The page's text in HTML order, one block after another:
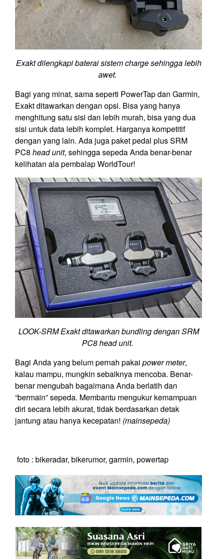
Exakt dilengkapi baterai sistem charge sehingga lebih
awet.
Bagi yang minat, sama seperti PowerTap dan Garmin,
Exakt ditawarkan dengan opsi. Bisa yang hanya
menghitung satu sisi dan lebih murah, bisa yang dua
sisi untuk data lebih komplet. Harganya kompetitif
dengan yang lain. Ada juga paket pedal plus SRM
PC8 head unit, sehingga sepeda Anda benar-benar
kelihatan ala pembalap WorldTour!
LOOK-SRM Exakt ditawarkan bundling dengan SRM
PC8 head unit.
Bagi Anda yang belum pernah pakai power meter,
kalau mampu, mungkin sebaiknya mencoba. Benar-
benar mengubah bagaimana Anda berlatih dan
“bermain” sepeda. Membantu mengukur kemampuan
diri secara lebih akurat, tidak berdasarkan detak
jantung atau hanya kecepatan! (mainsepeda)
foto : bikeradar, bikerumor, garmin, powertap